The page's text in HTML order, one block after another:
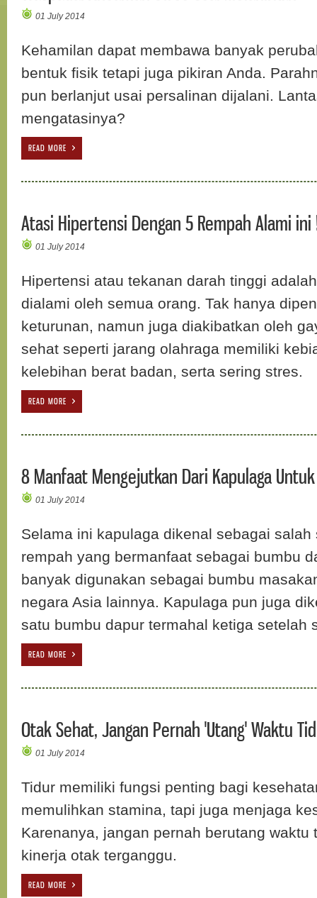
01 July 2014
Kehamilan dapat membawa banyak
bentuk fisik tetapi juga pikiran Anda.
pun berlanjut usai persalinan dijalani.
mengatasinya?
READ MORE
Atasi Hipertensi Dengan 5 Rempah Alami ini
01 July 2014
Hipertensi atau tekanan darah tinggi
dialami oleh semua orang. Tak hanya
keturunan, namun juga diakibatkan oleh
sehat seperti jarang olahraga memiliki
kelebihan berat badan, serta sering stres.
READ MORE
8 Manfaat Mengejutkan Dari Kapulaga
01 July 2014
Selama ini kapulaga dikenal sebagai
rempah yang bermanfaat sebagai bumbu
banyak digunakan sebagai bumbu
negara Asia lainnya. Kapulaga pun juga
satu bumbu dapur termahal ketiga setelah
READ MORE
Otak Sehat, Jangan Pernah 'Utang' Waktu
01 July 2014
Tidur memiliki fungsi penting bagi
memulihkan stamina, tapi juga menjaga
Karenanya, jangan pernah berutang waktu
kinerja otak terganggu.
READ MORE